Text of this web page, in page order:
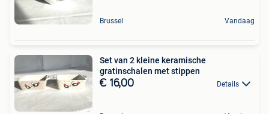
Brussel Vandaag
Set van 2 kleine keramische
gratinschalen met stippen
€ 16,00 Details